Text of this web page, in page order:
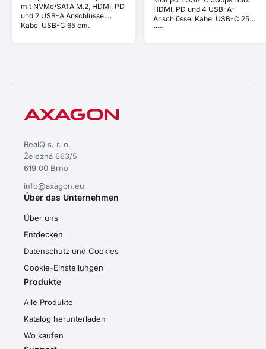
mit NVMe/SATA M.2, HDMI, PD
und 2 USB-A Anschlüsse.
Kabel USB-C 65 cm.
HDMI, PD und 4 USB-A-
Anschlüsse. Kabel USB-C 25
cm.
RealQ s. r. o.
Železná 663/5
619 00 Brno
info@axagon.eu
Über das Unternehmen
Über uns
Entdecken
Datenschutz und Cookies
Cookie-Einstellungen
Produkte
Alle Produkte
Katalog herunterladen
Wo kaufen